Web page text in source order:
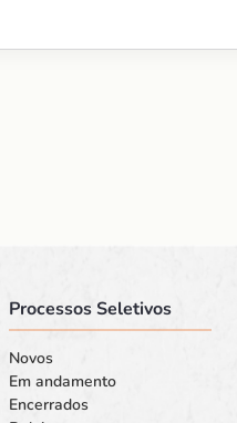
Processos Seletivos
Novos
Em andamento
Encerrados